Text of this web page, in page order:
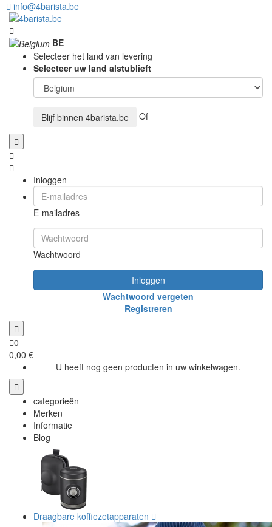
info@4barista.be
BE
Selecteer het land van levering
Selecteer uw land alstublieft
Blijf binnen 4barista.be Of
Inloggen
E-mailadres
Wachtwoord
Inloggen
Wachtwoord vergeten
Registreren
0
0,00 €
U heeft nog geen producten in uw winkelwagen.
categorieën
Merken
Informatie
Blog
Draagbare koffiezetapparaten